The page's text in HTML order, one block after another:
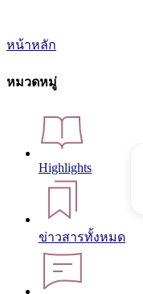
หน้าหลัก
หมวดหมู่
Highlights
ข่าวสารทั้งหมด